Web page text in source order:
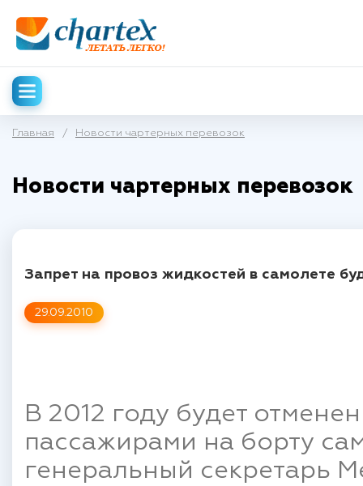
Главная / Новости чартерных перевозок
Новости чартерных перевозок
29.09.2010
Запрет на провоз жидкостей в самолете
В 2012 году будет
пассажирами на борту
генеральный секретарь